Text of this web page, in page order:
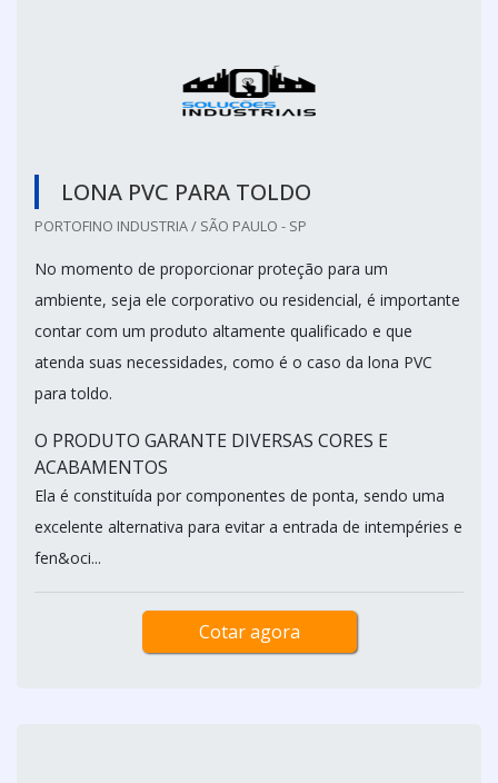
LONA PVC PARA TOLDO
PORTOFINO INDUSTRIA / SÃO PAULO - SP
No momento de proporcionar proteção para um
ambiente, seja ele corporativo ou residencial, é importante
contar com um produto altamente qualificado e que
atenda suas necessidades, como é o caso da lona PVC
para toldo.
O PRODUTO GARANTE DIVERSAS CORES E
ACABAMENTOS
Ela é constituída por componentes de ponta, sendo uma
excelente alternativa para evitar a entrada de intempéries e
fen&oci...
Cotar agora